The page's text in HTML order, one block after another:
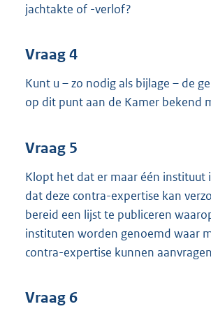
jachtakte of -verlof?
Vraag 4
Kunt u – zo nodig als bijlage – de
op dit punt aan de Kamer bekend
Vraag 5
Klopt het dat er maar één instituut
dat deze contra-expertise kan
bereid een lijst te publiceren
instituten worden genoemd waar
contra-expertise kunnen
Vraag 6